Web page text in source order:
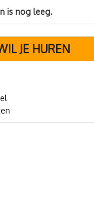
is nog leeg.
JE HUREN